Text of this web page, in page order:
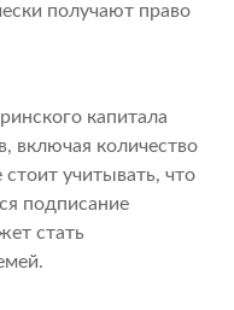
получают право
капитала
включая количество
учитывать, что
подписание
стать